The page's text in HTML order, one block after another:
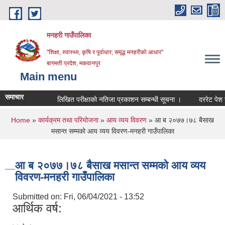
Skip to main content
मनहरी गाउँपालिका
"शिक्षा, स्वास्थ्य, कृषि र पूर्वाधार; समृद्ध मनहरीको आधार"
बागमती प्रदेश, मकवानपुर
Main menu
समाचार लिखित परीक्षाको नतिजा प्रकाशन सम्बन्धी सूचना । दररेट पेश गर्ने
You are here
Home » कार्यक्रम तथा परियोजना» आय व्यय विवरण » आ ब २०७७।७८ बैसाख
मसान्त सम्मको आय व्यय विवरण-मनहरी गाउँपालिका
आ ब २०७७।७८ बैसाख मसान्त सम्मको आय व्यय
विवरण-मनहरी गाउँपालिका
Submitted on: Fri, 06/04/2021 - 13:52
आर्थिक वर्ष: